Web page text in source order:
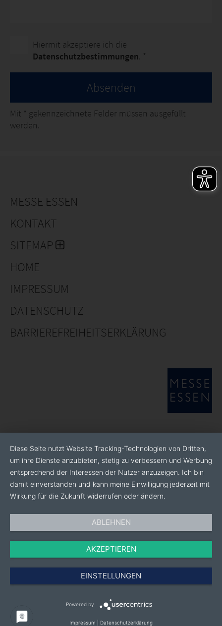
Hiermit akzeptiere ich die
Datenschutzbestimmungen . *
Absenden
Mit * gekennzeichnete Felder müssen ausgefüllt
werden.
MESSE ESSEN
KONTAKT
SITEMAP
HOME
IMPRESSUM
DATENSCHUTZ
BARRIEREFREIHEITSERKLÄRUNG
Diese Seite nutzt Website Tracking-Technologien von Dritten,
um ihre Dienste anzubieten, stetig zu verbessern und Werbung
entsprechend der Interessen der Nutzer anzuzeigen. Ich bin
damit einverstanden und kann meine Einwilligung jederzeit mit
Wirkung für die Zukunft widerrufen oder ändern.
ABLEHNEN
AKZEPTIEREN
EINSTELLUNGEN
Powered by
Impressum Datenschutzerklärung